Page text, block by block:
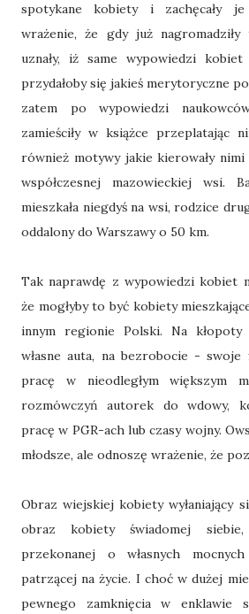
spotykane kobiety i zachęcały
wrażenie, że gdy już
uznały, iż same wypowiedzi
przydałoby się jakieś merytoryczne
zatem po wypowiedzi
zamieściły w książce przeplatając
również motywy jakie kierowały
współczesnej mazowieckiej wsi.
mieszkała niegdyś na wsi, rodzice
oddalony do Warszawy o 50 km.
Tak naprawdę z wypowiedzi kobiet
że mogłyby to być kobiety
innym regionie Polski. Na kłopoty
własne auta, na bezrobocie - swoje
pracę w nieodległym większym
rozmówczyń autorek do wdowy,
pracę w PGR-ach lub czasy wojny.
młodsze, ale odnoszę wrażenie, że
Obraz wiejskiej kobiety wyłaniający
obraz kobiety świadomej
przekonanej o własnych
patrzącej na życie. I choć w dużej
pewnego zamknięcia w enklawie